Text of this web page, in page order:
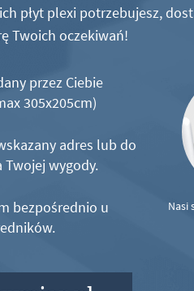
płyt plexi potrzebujesz,
Twoich oczekiwań!
przez Ciebie
305x205cm)
adres lub do
wygody.
bezpośrednio u
Nasi